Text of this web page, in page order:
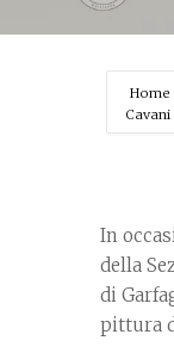
Home
Cavani
In
della
di
pittura